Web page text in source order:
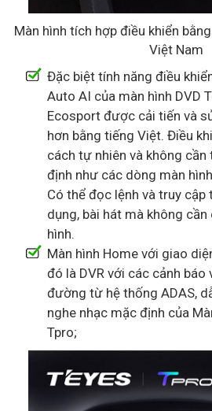
Màn hình tích hợp điều khiển
Việt Nam
Đặc biệt tính năng điều
Auto AI của màn hình DVD
Ecosport được cải tiến và
hơn bằng tiếng Việt. Điều
cách tự nhiên và không cần
định như các dòng màn
Có thể đọc lệnh và truy
dụng, bài hát mà không
hình.
Màn hình Home với giao
đó là DVR với các cảnh báo
đường từ hệ thống ADAS,
nghe nhạc mặc định của
Tpro;